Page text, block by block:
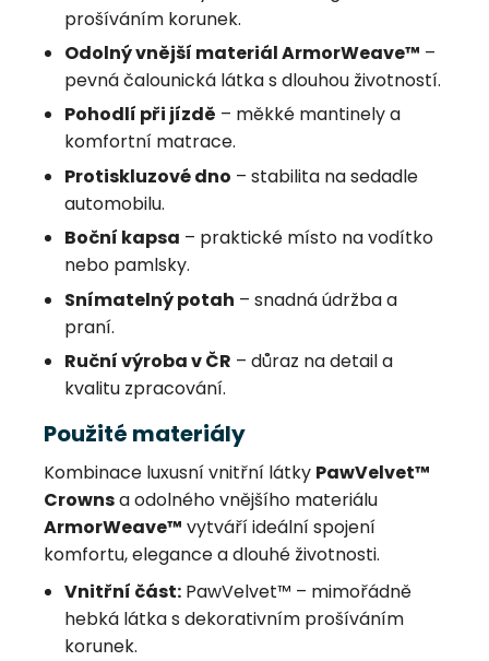
prošíváním korunek.
Odolný vnější materiál ArmorWeave™ –
pevná čalounická látka s dlouhou životností.
Pohodlí při jízdě – měkké mantinely a
komfortní matrace.
Protiskluzové dno – stabilita na sedadle
automobilu.
Boční kapsa – praktické místo na vodítko
nebo pamlsky.
Snímatelný potah – snadná údržba a
praní.
Ruční výroba v ČR – důraz na detail a
kvalitu zpracování.
Použité materiály
Kombinace luxusní vnitřní látky PawVelvet™
Crownsa odolného vnějšího materiálu
ArmorWeave™ vytváří ideální spojení
komfortu, elegance a dlouhé životnosti.
Vnitřní část: PawVelvet™ – mimořádně
hebká látka s dekorativním prošíváním
korunek.